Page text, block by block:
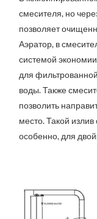
смесителя, но
позволяет
Аэратор, в
системой
для
воды. Также
позволить
место. Такой
особенно, для